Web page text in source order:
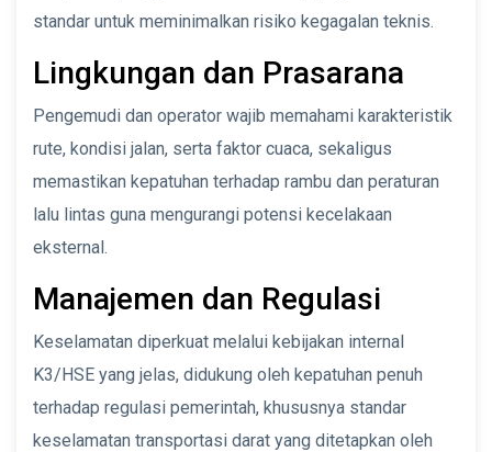
standar untuk meminimalkan risiko kegagalan teknis.
Lingkungan dan Prasarana
Pengemudi dan operator wajib memahami karakteristik
rute, kondisi jalan, serta faktor cuaca, sekaligus
memastikan kepatuhan terhadap rambu dan peraturan
lalu lintas guna mengurangi potensi kecelakaan
eksternal.
Manajemen dan Regulasi
Keselamatan diperkuat melalui kebijakan internal
K3/HSE yang jelas, didukung oleh kepatuhan penuh
terhadap regulasi pemerintah, khususnya standar
keselamatan transportasi darat yang ditetapkan oleh